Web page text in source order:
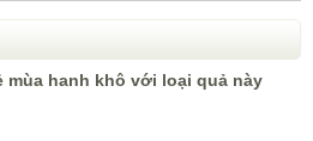
mùa hanh khô với loại quả này